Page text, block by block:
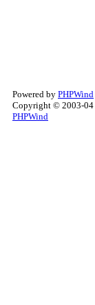
Powered by PHPWind
Copyright © 2003-04
PHPWind